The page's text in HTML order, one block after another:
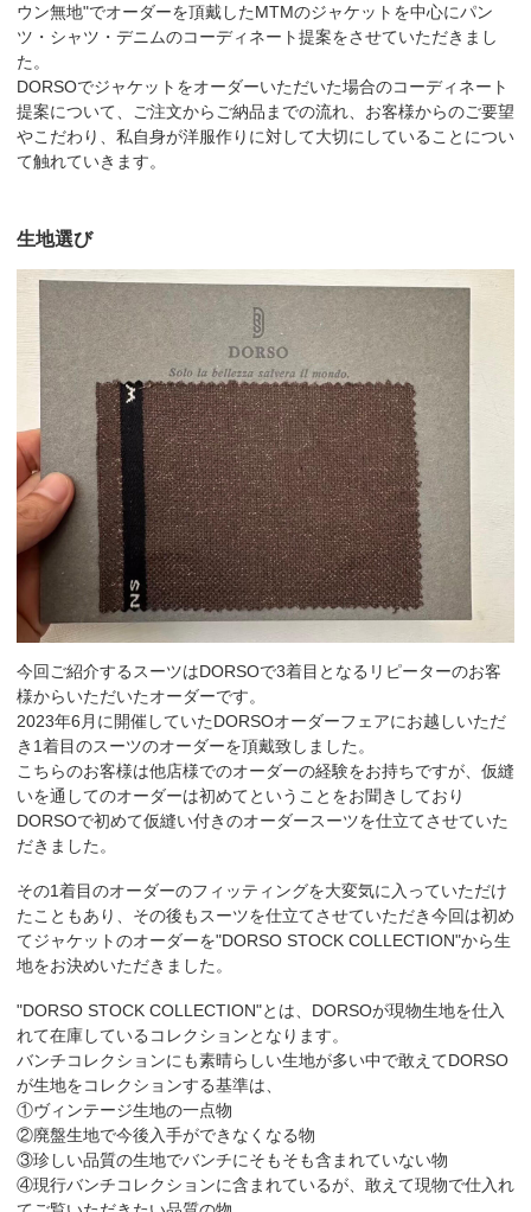
ウン無地"でオーダーを頂戴したMTMのジャケットを中心にパン
ツ・シャツ・デニムのコーディネート提案をさせていただきまし
た。
DORSOでジャケットをオーダーいただいた場合のコーディネート
提案について、ご注文からご納品までの流れ、お客様からのご要望
やこだわり、私自身が洋服作りに対して大切にしていることについ
て触れていきます。
生地選び
今回ご紹介するスーツはDORSOで3着目となるリピーターのお客
様からいただいたオーダーです。
2023年6月に開催していたDORSOオーダーフェアにお越しいただ
き1着目のスーツのオーダーを頂戴致しました。
こちらのお客様は他店様でのオーダーの経験をお持ちですが、仮縫
いを通してのオーダーは初めてということをお聞きしており
DORSOで初めて仮縫い付きのオーダースーツを仕立てさせていた
だきました。
その1着目のオーダーのフィッティングを大変気に入っていただけ
たこともあり、その後もスーツを仕立てさせていただき今回は初め
てジャケットのオーダーを"DORSO STOCK COLLECTION"から生
地をお決めいただきました。
"DORSO STOCK COLLECTION"とは、DORSOが現物生地を仕入
れて在庫しているコレクションとなります。
バンチコレクションにも素晴らしい生地が多い中で敢えてDORSO
が生地をコレクションする基準は、
①ヴィンテージ生地の一点物
②廃盤生地で今後入手ができなくなる物
③珍しい品質の生地でバンチにそもそも含まれていない物
④現行バンチコレクションに含まれているが、敢えて現物で仕入れ